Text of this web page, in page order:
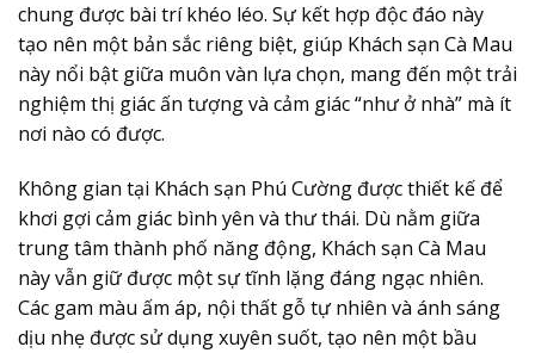
chung được bài trí khéo léo. Sự kết hợp độc đáo này
tạo nên một bản sắc riêng biệt, giúp Khách sạn Cà Mau
này nổi bật giữa muôn vàn lựa chọn, mang đến một trải
nghiệm thị giác ấn tượng và cảm giác “như ở nhà” mà ít
nơi nào có được.
Không gian tại Khách sạn Phú Cường được thiết kế để
khơi gợi cảm giác bình yên và thư thái. Dù nằm giữa
trung tâm thành phố năng động, Khách sạn Cà Mau
này vẫn giữ được một sự tĩnh lặng đáng ngạc nhiên.
Các gam màu ấm áp, nội thất gỗ tự nhiên và ánh sáng
dịu nhẹ được sử dụng xuyên suốt, tạo nên một bầu